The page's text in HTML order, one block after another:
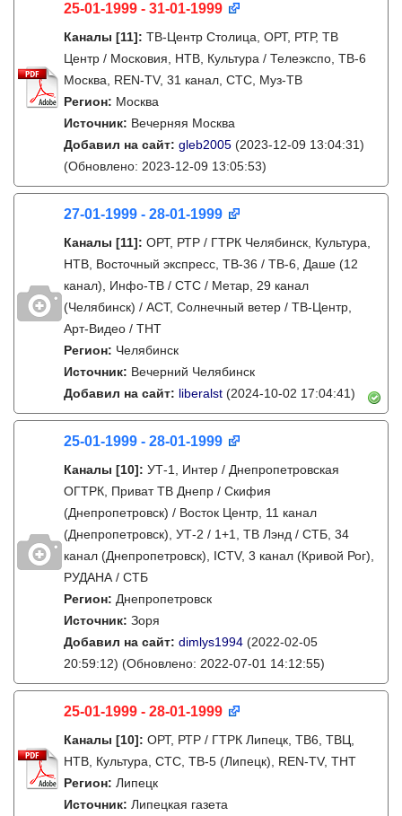
25-01-1999 - 31-01-1999
Каналы [11]: ТВ-Центр Столица, ОРТ, РТР, ТВ
Центр / Московия, НТВ, Культура / Телеэкспо, ТВ-6
Москва, REN-TV, 31 канал, СТС, Муз-ТВ
Регион: Москва
Источник: Вечерняя Москва
Добавил на сайт: gleb2005 (2023-12-09 13:04:31)
(Обновлено: 2023-12-09 13:05:53)
27-01-1999 - 28-01-1999
Каналы [11]: ОРТ, РТР / ГТРК Челябинск, Культура,
НТВ, Восточный экспресс, ТВ-36 / ТВ-6, Даше (12
канал), Инфо-ТВ / СТС / Метар, 29 канал
(Челябинск) / АСТ, Солнечный ветер / ТВ-Центр,
Арт-Видео / ТНТ
Регион: Челябинск
Источник: Вечерний Челябинск
Добавил на сайт: liberalst (2024-10-02 17:04:41)
25-01-1999 - 28-01-1999
Каналы [10]: УТ-1, Интер / Днепропетровская
ОГТРК, Приват ТВ Днепр / Скифия
(Днепропетровск) / Восток Центр, 11 канал
(Днепропетровск), УТ-2 / 1+1, ТВ Лэнд / СТБ, 34
канал (Днепропетровск), ICTV, 3 канал (Кривой Рог),
РУДАНА / СТБ
Регион: Днепропетровск
Источник: Зоря
Добавил на сайт: dimlys1994 (2022-02-05
20:59:12) (Обновлено: 2022-07-01 14:12:55)
25-01-1999 - 28-01-1999
Каналы [10]: ОРТ, РТР / ГТРК Липецк, ТВ6, ТВЦ,
НТВ, Культура, СТС, ТВ-5 (Липецк), REN-TV, ТНТ
Регион: Липецк
Источник: Липецкая газета